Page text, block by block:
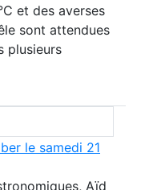
et des averses
sont attendues
plusieurs
le samedi 21
Aïd